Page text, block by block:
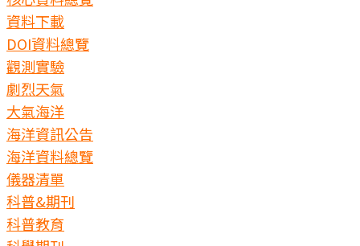
資料下載
DOI資料總覽
觀測實驗
劇烈天氣
大氣海洋
海洋資訊公告
海洋資料總覽
儀器清單
科普&期刊
科普教育